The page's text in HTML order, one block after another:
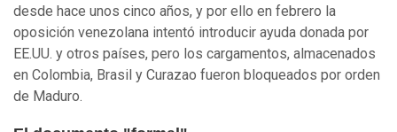
desde hace unos cinco años, y por ello en febrero la
oposición venezolana intentó introducir ayuda donada por
EE.UU. y otros países, pero los cargamentos, almacenados
en Colombia, Brasil y Curazao fueron bloqueados por orden
de Maduro.